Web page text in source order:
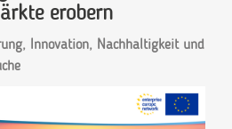
erobern
Innovation, Nachhaltigkeit und